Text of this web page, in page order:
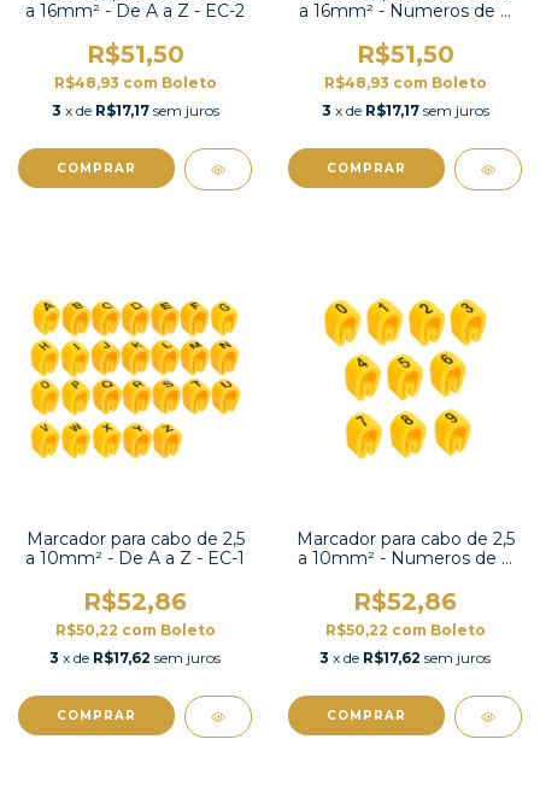
a 16mm² - De A a Z - EC-2
R$51,50
R$48,93 com Boleto
3 x de R$17,17 sem juros
COMPRAR
a 16mm² - Numeros de 0
R$51,50
R$48,93 com Boleto
3 x de R$17,17 sem juros
COMPRAR
Marcador para cabo de 2,5
a 10mm² - De A a Z - EC-1
R$52,86
R$50,22 com Boleto
3 x de R$17,62 sem juros
COMPRAR
Marcador para cabo de 2,5
a 10mm² - Numeros de 0
R$52,86
R$50,22 com Boleto
3 x de R$17,62 sem juros
COMPRAR